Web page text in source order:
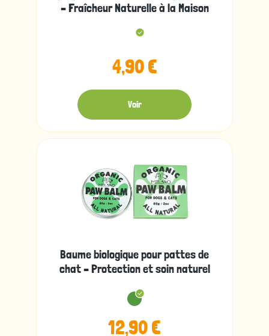
– Fraîcheur Naturelle à la Maison
4,90 €
Voir
Baume biologique pour pattes de
chat – Protection et soin naturel
12,90 €